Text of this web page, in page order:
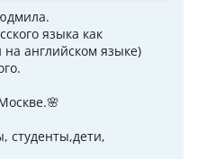
языка как
английском языке)
студенты,дети,